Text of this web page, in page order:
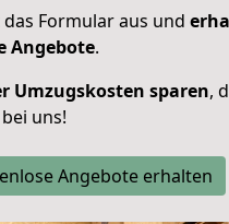
das Formular aus und
Angebote.
Umzugskosten sparen,
uns!
Angebote erhalten